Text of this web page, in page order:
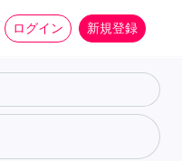
ログイン 新規登録